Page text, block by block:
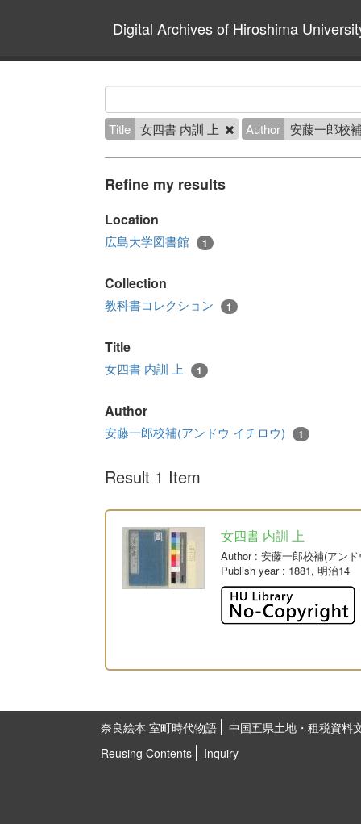
Digital Archives of Hiroshima
Title 女四書 内訓 上 Author 安藤一郎校
Refine my results
Location
広島大学図書館 1
Collection
教科書コレクション 1
Title
女四書 内訓 上 1
Author
安藤一郎校補(アンドウ イチロウ) 1
Result 1 Item
女四書 内訓 上
Author: 安藤一郎校補(アン
Publish year: 1881, 明治14
奈良絵本 室町時代物語
中国五県土地・租税資料
Reusing Contents
Inquiry